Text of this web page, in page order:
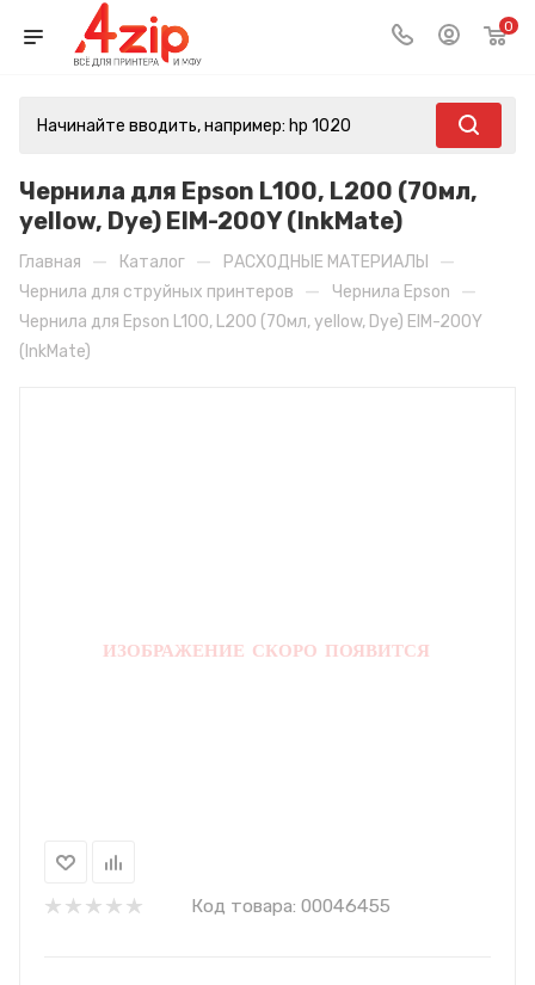
0
Чернила для Epson L100, L200 (70мл,
yellow, Dye) EIM-200Y (InkMate)
Главная — Каталог — РАСХОДНЫЕ МАТЕРИАЛЫ —
Чернила для струйных принтеров — Чернила Epson —
Чернила для Epson L100, L200 (70мл, yellow, Dye) EIM-200Y
(InkMate)
Код товара: 00046455